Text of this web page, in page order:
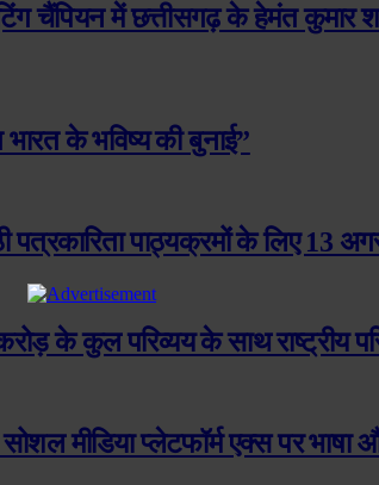
चैंपियन में छत्तीसगढ़ के हेमंत कुमार
के भविष्य की बुनाई”
पाठ्यक्रमों के लिए 13
के कुल परिव्यय के साथ राष्ट्रीय
मीडिया प्लेटफॉर्म एक्स पर